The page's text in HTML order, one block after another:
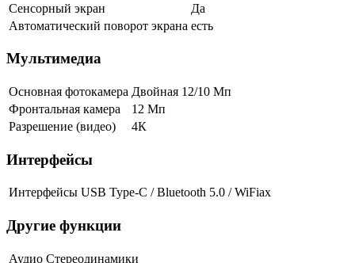
Сенсорный экран
Да
Автоматический поворот экрана есть
Мультимедиа
Основная фотокамера Двойная 12/10 Мп
Фронтальная камера
12 Мп
Разрешение (видео)
4К
Интерфейсы
Интерфейсы USB Type-C / Bluetooth 5.0 / WiFiax
Другие функции
Аудио Стереодинамики